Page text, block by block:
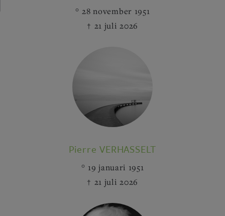
28 november 1951
21 juli 2026
Pierre VERHASSELT
19 januari 1951
21 juli 2026